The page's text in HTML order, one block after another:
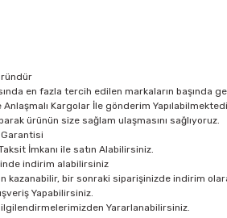
en fazla tercih edilen markaların başında
Anlaşmalı Kargolar İle gönderim
ürünün size sağlam ulaşmasını sağlıyoruz.
İmkanı ile satın Alabilirsiniz.
indirim alabilirsiniz
kazanabilir, bir sonraki siparişinizde indirim
Yapabilirsiniz.
Yararlanabilirsiniz.